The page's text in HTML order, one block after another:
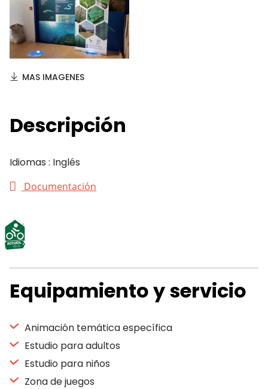
MAS IMAGENES
Descripción
Idiomas : Inglés
Documentación
Equipamiento y servicio
Animación temática específica
Estudio para adultos
Estudio para niños
Zona de juegos